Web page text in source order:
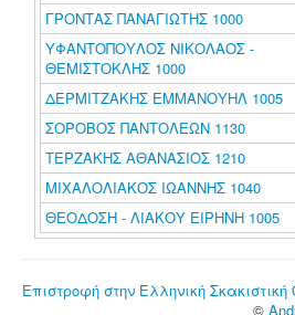
ΓΡΟΝΤΑΣ ΠΑΝΑΓΙΩΤΗΣ 1000
ΥΦΑΝΤΟΠΟΥΛΟΣ ΝΙΚΟΛΑΟΣ -
ΘΕΜΙΣΤΟΚΛΗΣ 1000
ΔΕΡΜΙΤΖΑΚΗΣ ΕΜΜΑΝΟΥΗΛ 1005
ΣΟΡΟΒΟΣ ΠΑΝΤΟΛΕΩΝ 1130
ΤΕΡΖΑΚΗΣ ΑΘΑΝΑΣΙΟΣ 1210
ΜΙΧΑΛΟΛΙΑΚΟΣ ΙΩΑΝΝΗΣ 1040
ΘΕΟΔΟΣΗ - ΛΙΑΚΟΥ ΕΙΡΗΝΗ 1005
Επιστροφή στην Ελληνική
©